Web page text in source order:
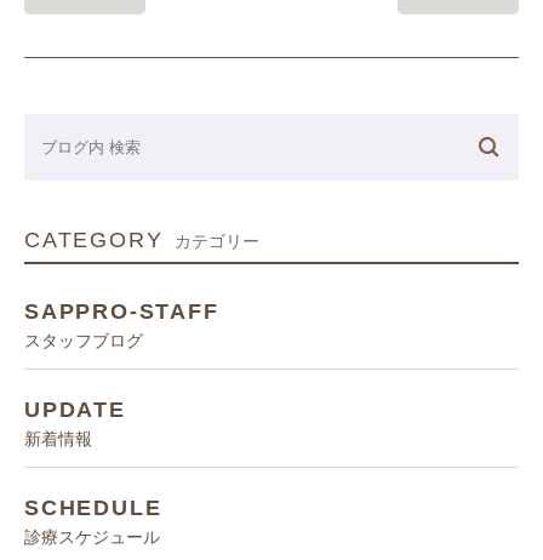
CATEGORY カテゴリー
SAPPRO-STAFF
スタッフブログ
UPDATE
新着情報
SCHEDULE
診療スケジュール